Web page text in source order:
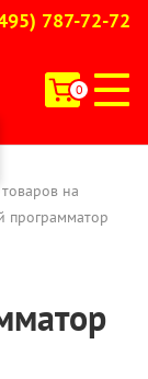
787-72-72
0
на
программатор